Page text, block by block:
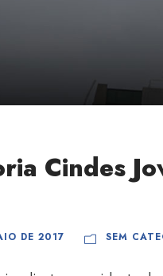
Cindes
DE 2017 SEM